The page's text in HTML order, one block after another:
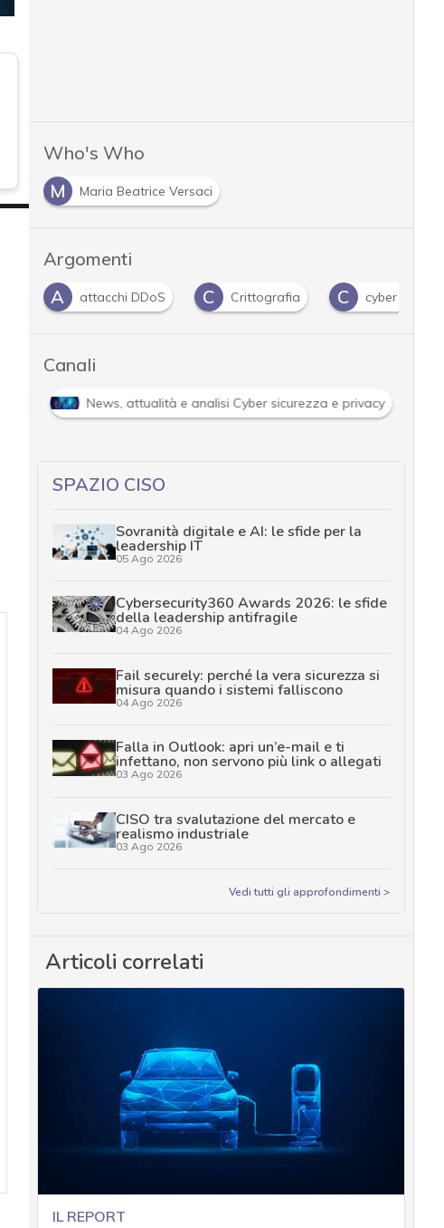
Who's Who
M
Maria Beatrice Versaci
Argomenti
C Crittografia C cyber resilience D DDoS
Canali
Cybersecurity nazionale News, attualità e analisi
SPAZIO CISO
Sovranità digitale e AI: le sfide per la
leadership IT
05 Ago 2026
Cybersecurity360 Awards 2026: le sfide
della leadership antifragile
04 Ago 2026
Fail securely: perché la vera sicurezza si
misura quando i sistemi falliscono
04 Ago 2026
Falla in Outlook: apri un’e-mail e ti
infettano, non servono più link o allegati
03 Ago 2026
CISO tra svalutazione del mercato e
realismo industriale
03 Ago 2026
Vedi tutti gli approfondimenti >
Articoli correlati
IL REPORT